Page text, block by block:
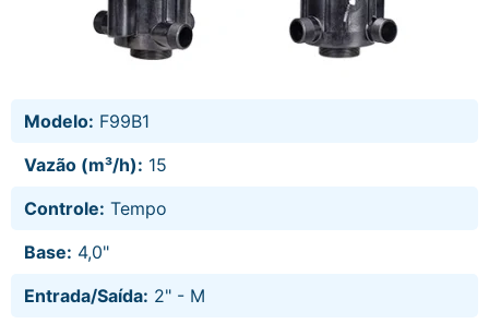
Modelo: F99B1
Vazão (m³/h): 15
Controle: Tempo
Base: 4,0"
Entrada/Saída: 2" - M